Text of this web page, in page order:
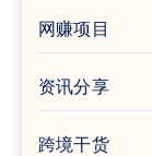
网赚项目
资讯分享
跨境干货